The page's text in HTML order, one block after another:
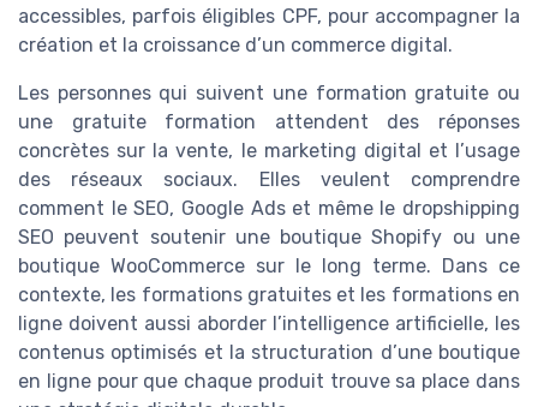
accessibles, parfois éligibles CPF, pour accompagner la
création et la croissance d’un commerce digital.
Les personnes qui suivent une formation gratuite ou
une gratuite formation attendent des réponses
concrètes sur la vente, le marketing digital et l’usage
des réseaux sociaux. Elles veulent comprendre
comment le SEO, Google Ads et même le dropshipping
SEO peuvent soutenir une boutique Shopify ou une
boutique WooCommerce sur le long terme. Dans ce
contexte, les formations gratuites et les formations en
ligne doivent aussi aborder l’intelligence artificielle, les
contenus optimisés et la structuration d’une boutique
en ligne pour que chaque produit trouve sa place dans